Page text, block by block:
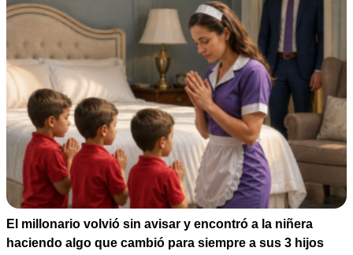
El millonario volvió sin avisar y encontró a la niñera
haciendo algo que cambió para siempre a sus 3 hijos